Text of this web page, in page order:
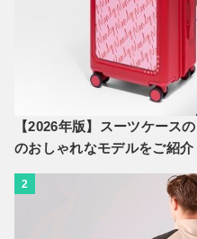
【2026年版】スーツケース
のおしゃれなモデルをご紹介
2